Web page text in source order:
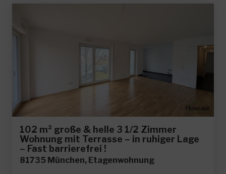
102 m² große & helle 3 1/2 Zimmer
Wohnung mit Terrasse – in ruhiger Lage
– Fast barrierefrei !
81735 München, Etagenwohnung